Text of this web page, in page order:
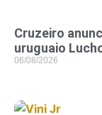
Cruzeiro
uruguaio
06/08/2026